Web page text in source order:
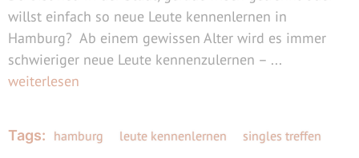
willst einfach so neue Leute kennenlernen in
Hamburg? Ab einem gewissen Alter wird es immer
schwieriger neue Leute kennenzulernen – ...
weiterlesen
Tags: hamburg leute kennenlernen singles treffen